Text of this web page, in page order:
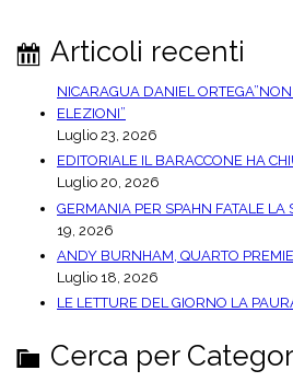
c
Articoli recenti
NICARAGUA DANIEL
ELEZIONI”
Luglio 23, 2026
EDITORIALE IL BARACCONE HA
Luglio 20, 2026
GERMANIA PER SPAHN FATALE LA
19, 2026
ANDY BURNHAM, QUARTO
Luglio 18, 2026
LE LETTURE DEL GIORNO LA
Cerca per